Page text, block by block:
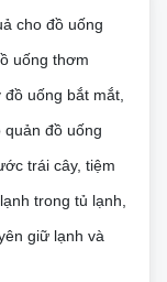
cho đồ uống
uống thơm
uống bắt mắt,
quản đồ uống
trái cây, tiệm
trong tủ lạnh,
giữ lạnh và